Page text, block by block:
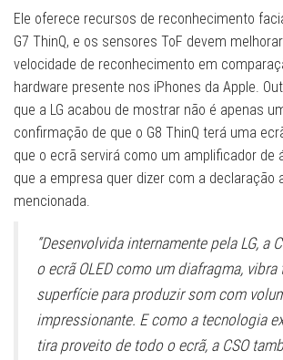
Ele oferece recursos de reconhecimento
G7 ThinQ, e os sensores ToF devem
velocidade de reconhecimento em
hardware presente nos iPhones da Apple.
que a LG acabou de mostrar não é apenas
confirmação de que o G8 ThinQ terá uma
que o ecrã servirá como um amplificador de
que a empresa quer dizer com a declaração
mencionada.
“Desenvolvida internamente pela LG, a
o ecrã OLED como um diafragma, vibra
superfície para produzir som com
impressionante. E como a tecnologia
tira proveito de todo o ecrã, a CSO